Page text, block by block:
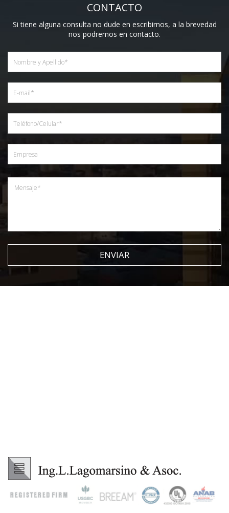
CONTACTO
Si tiene alguna consulta no dude en escribirnos, a la brevedad
nos podremos en contacto.
ENVIAR